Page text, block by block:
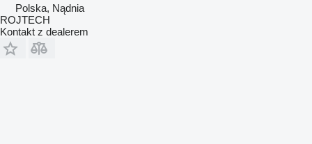
Polska, Nądnia
ROJTECH
Kontakt z dealerem